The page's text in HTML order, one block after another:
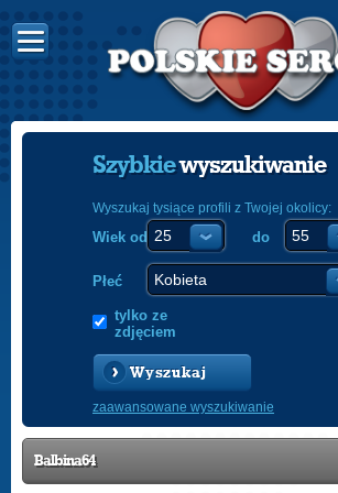
Szybkiewyszukiwanie
Wyszukaj tysiące profili z Twojej okolicy:
Wiek od do
Płeć
tylko ze
zdjęciem
Wyszukaj
zaawansowane wyszukiwanie
Balbina64